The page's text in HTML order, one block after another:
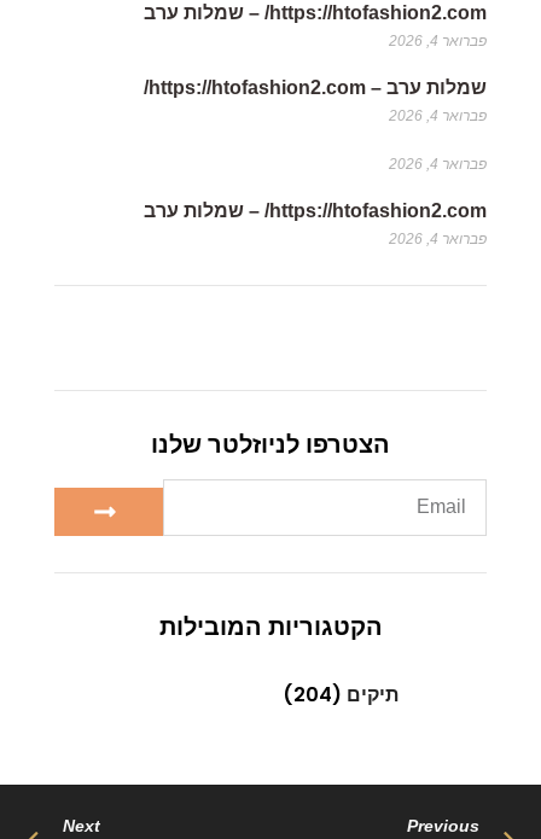
https://htofashion2.com/ – שמלות ערב
פברואר 4, 2026
שמלות ערב – https://htofashion2.com/
פברואר 4, 2026
פברואר 4, 2026
https://htofashion2.com/ – שמלות ערב
פברואר 4, 2026
הצטרפו לניוזלטר שלנו
הקטגוריות המובילות
תיקים (204)
Previous
Next